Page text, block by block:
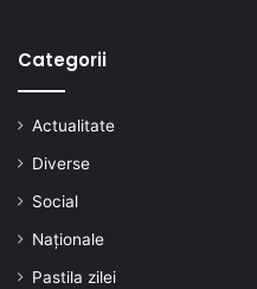
Categorii
Actualitate
Diverse
Social
Naționale
Pastila zilei